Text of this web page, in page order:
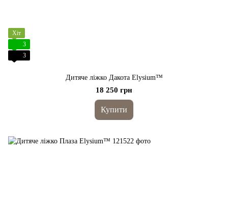
Хіт
3
3
Дитяче ліжко Дакота Elysium™
18 250 грн
Купити